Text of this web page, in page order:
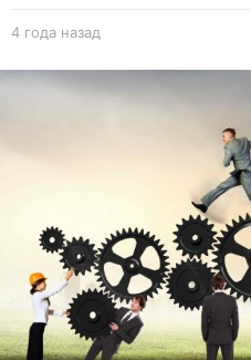
4 года назад
о
д